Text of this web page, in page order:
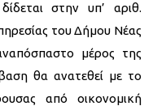
στην υπ’ αριθ.
του Δήμου Νέας
μέρος της
θα ανατεθεί με το
από οικονομική